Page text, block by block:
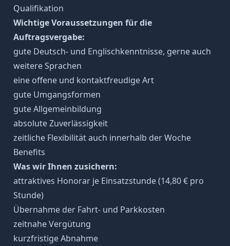
Qualifikation
Wichtige Voraussetzungen für die
Auftragsvergabe:
gute Deutsch- und Englischkenntnisse, gerne auch
weitere Sprachen
eine offene und kontaktfreudige Art
gute Umgangsformen
gute Allgemeinbildung
absolute Zuverlässigkeit
zeitliche Flexibilität auch innerhalb der Woche
Benefits
Was wir Ihnen zusichern:
attraktives Honorar je Einsatzstunde (14,80 € pro
Stunde)
Übernahme der Fahrt- und Parkkosten
zeitnahe Vergütung
kurzfristige Abnahme